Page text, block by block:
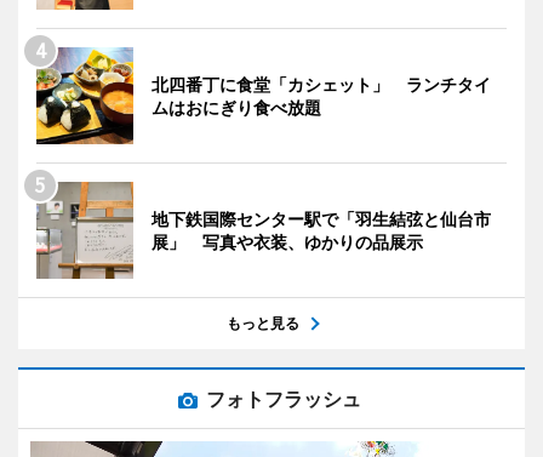
北四番丁に食堂「カシェット」 ランチタイ
ムはおにぎり食べ放題
地下鉄国際センター駅で「羽生結弦と仙台市
展」 写真や衣装、ゆかりの品展示
もっと見る
フォトフラッシュ